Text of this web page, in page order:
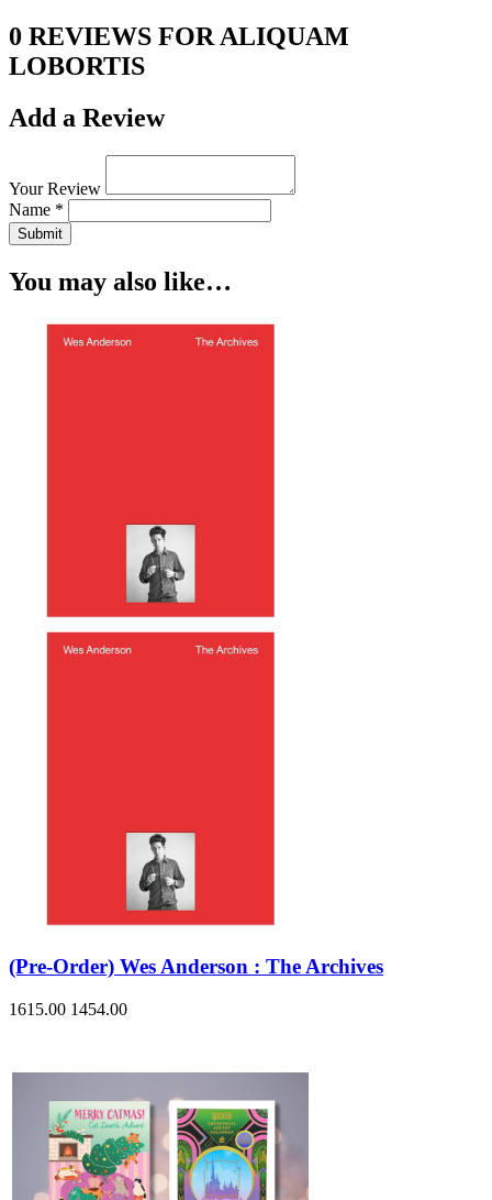
0 REVIEWS FOR ALIQUAM
LOBORTIS
Add a Review
Your Review
Name *
Submit
You may also like…
(Pre-Order) Wes Anderson : The Archives
1615.00 1454.00